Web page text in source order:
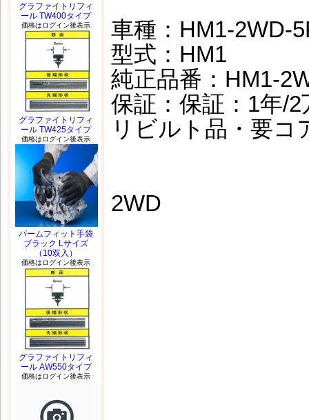
車種：HM1-2WD-
型式：HM1
純正品番：HM1-
保証：保証：1年/
リビルト品・要コ
2WD
グラファイトリフィ
ール TW400タイプ
価格はログイン後表示
グラファイトリフィ
ール TW425タイプ
価格はログイン後表示
パームフィット手袋
ブラック Lサイズ
（10双入）
価格はログイン後表示
グラファイトリフィ
ール AW550タイプ
価格はログイン後表示